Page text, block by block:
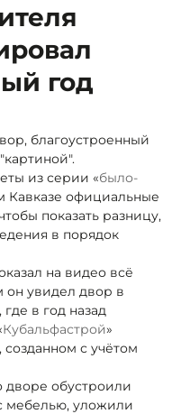
год
благоустроенный
из серии «было-
Кавказе официальные
показать разницу,
в порядок
на видео всё
он увидел двор в
в год назад
Кубальфастрой»
с учётом
дворе обустроили
мебелью, уложили